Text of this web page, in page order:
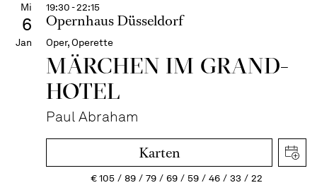
Mi
6
Jan
19:30 - 22:15
Opernhaus Düsseldorf
Oper, Operette
MÄRCHEN IM GRAND-
HOTEL
Paul Abraham
Karten
€105 89 79 69 59 46 33
22